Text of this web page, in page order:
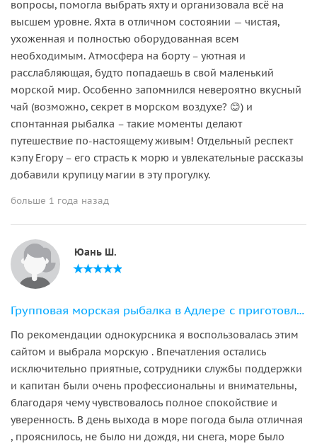
вопросы, помогла выбрать яхту и организовала всё на
высшем уровне. Яхта в отличном состоянии — чистая,
ухоженная и полностью оборудованная всем
необходимым. Атмосфера на борту – уютная и
расслабляющая, будто попадаешь в свой маленький
морской мир. Особенно запомнился невероятно вкусный
чай (возможно, секрет в морском воздухе? 😊) и
спонтанная рыбалка – такие моменты делают
путешествие по-настоящему живым! Отдельный респект
кэпу Егору – его страсть к морю и увлекательные рассказы
добавили крупицу магии в эту прогулку.
больше 1 года назад
Юань Ш.
Групповая морская рыбалка в Адлере с приготовлением улова
По рекомендации однокурсника я воспользовалась этим
сайтом и выбрала морскую . Впечатления остались
исключительно приятные, сотрудники службы поддержки
и капитан были очень профессиональны и внимательны,
благодаря чему чувствовалось полное спокойствие и
уверенность. В день выхода в море погода была отличная
, прояснилось, не было ни дождя, ни снега, море было